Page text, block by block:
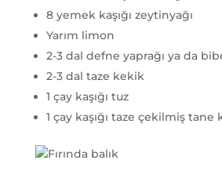
8 yemek kaşığı zeytinyağı
Yarım limon
2-3 dal defne yaprağı ya da
2-3 dal taze kekik
1 çay kaşığı tuz
1 çay kaşığı taze çekilmiş tane